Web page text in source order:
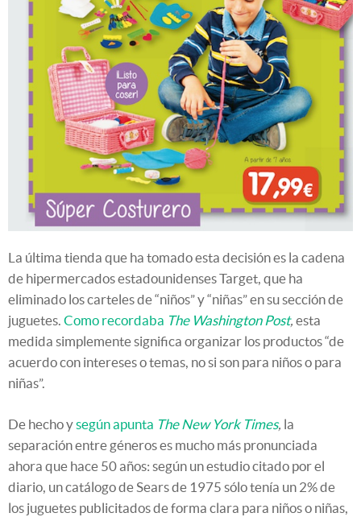
La última tienda que ha tomado esta decisión es la cadena
de hipermercados estadounidenses Target, que ha
eliminado los carteles de “niños” y “niñas” en su sección de
juguetes. Como recordaba The Washington Post, esta
medida simplemente significa organizar los productos “de
acuerdo con intereses o temas, no si son para niños o para
niñas”.
De hecho ysegún apunta The New York Times, la
separación entre géneros es mucho más pronunciada
ahora que hace 50 años: según un estudio citado por el
diario, un catálogo de Sears de 1975 sólo tenía un 2% de
los juguetes publicitados de forma clara para niños o niñas,